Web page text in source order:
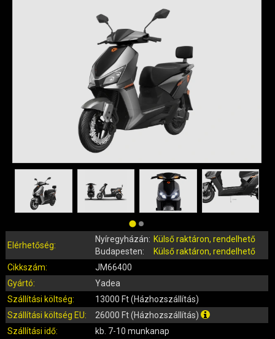
ROBBANÓMOTOROS KERÉKPÁR ALKATRÉSZEK
SIMSON ALKATRÉSZEK
AKKUMULÁTOR (ROBOGÓ, MOPED, QUAD)
BERÚGÓ ALKATRÉSZEK (ROBOGÓ, MOPED, QUAD)
BOWDENEK, SPIRÁLOK
CSAPÁGYAK, SZIMERINGEK
DOBOZOK, BOXOK, CSOMAGTARTÓK
DONGÓ MOTOR ALKATRÉSZEK
ELEKTROMOS ALKATRÉSZEK
ELEKTROMOS KERÉKPÁR ALKATRÉSZEK
FÉKRENDSZER ÉS ALKATRÉSZEI
FELNI (MOTOR, QUAD)
GUMIK, BELSŐK (ROBOGÓ, QUAD, MOPED)
GYERTYÁK, PIPÁK
IDOMOK, BURKOLATOK, ÜLÉSEK
IRÁNYJELZŐ
IZZÓ (ROBOGÓ, QUAD, MOTOR)
KARBURÁTOROK ÉS ALKATRÉSZEIK
KENŐANYAGOK, TISZTÍTÓK, ÁPOLÓK
Elérhetőség:
Nyíregyházán: Külső raktáron, rendelhető
Budapesten:
Külső raktáron, rendelhető
Cikkszám:
JM66400
Gyártó:
Yadea
Szállítási költség:
13000 Ft (Házhozszállítás)
Szállítási költség EU:
26000 Ft (Házhozszállítás)
Szállítási idő:
kb. 7-10 munkanap